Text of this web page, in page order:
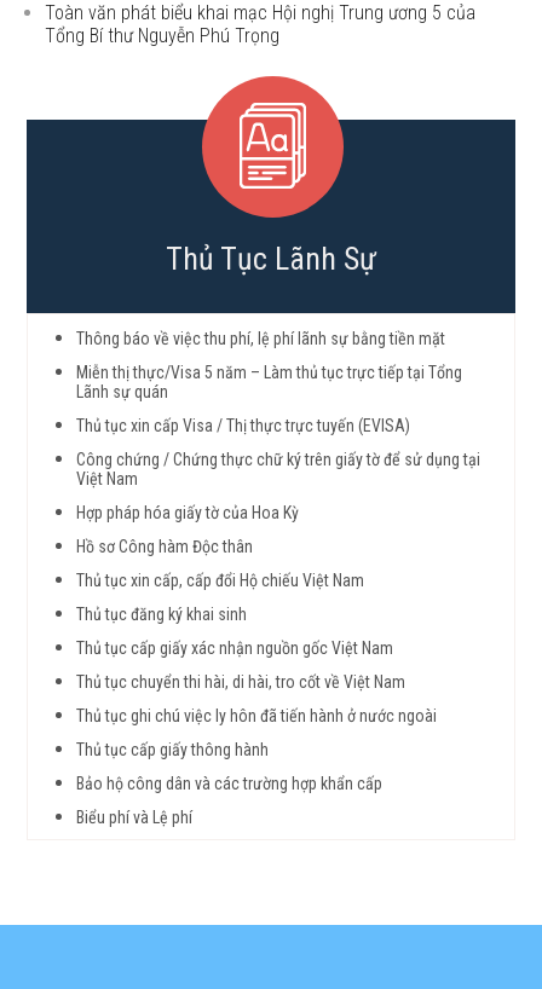
Toàn văn phát biểu khai mạc Hội nghị Trung ương 5 của
Tổng Bí thư Nguyễn Phú Trọng
Thủ Tục Lãnh Sự
Thông báo về việc thu phí, lệ phí lãnh sự bằng tiền mặt
Miễn thị thực/Visa 5 năm – Làm thủ tục trực tiếp tại Tổng
Lãnh sự quán
Thủ tục xin cấp Visa / Thị thực trực tuyến (EVISA)
Công chứng / Chứng thực chữ ký trên giấy tờ để sử dụng tại
Việt Nam
Hợp pháp hóa giấy tờ của Hoa Kỳ
Hồ sơ Công hàm Độc thân
Thủ tục xin cấp, cấp đổi Hộ chiếu Việt Nam
Thủ tục đăng ký khai sinh
Thủ tục cấp giấy xác nhận nguồn gốc Việt Nam
Thủ tục chuyển thi hài, di hài, tro cốt về Việt Nam
Thủ tục ghi chú việc ly hôn đã tiến hành ở nước ngoài
Thủ tục cấp giấy thông hành
Bảo hộ công dân và các trường hợp khẩn cấp
Biểu phí và Lệ phí